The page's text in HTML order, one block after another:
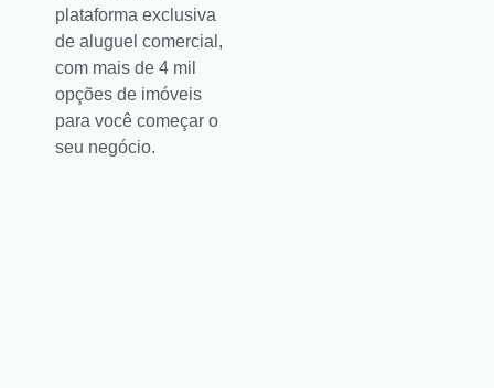
plataforma exclusiva
de aluguel comercial,
com mais de 4 mil
opções de imóveis
para você começar o
seu negócio.